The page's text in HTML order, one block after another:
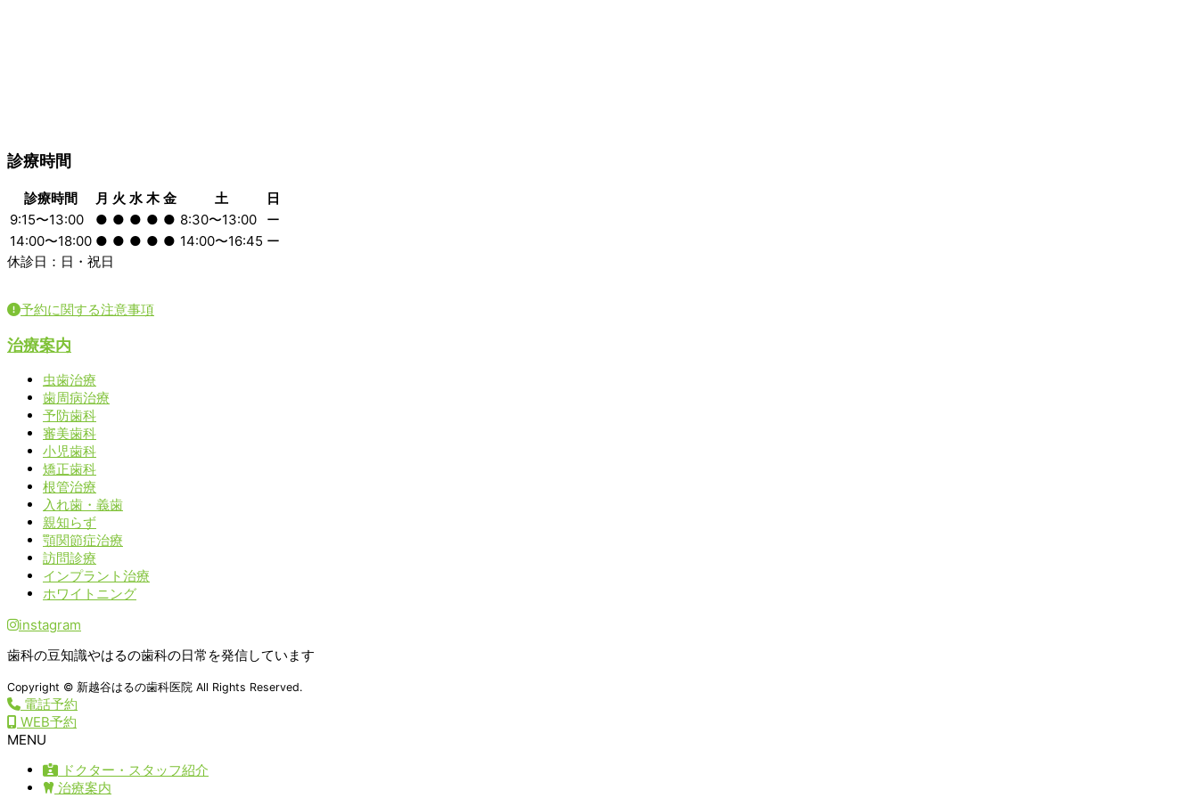
診療時間
診療時間 月 火 水 木 金 土
日
9:15〜13:00
● ● ● ● ● 8:30〜13:00
ー
14:00〜18:00 ● ● ● ● ● 14:00〜16:45 ー
休診日：日・祝日
予約に関する注意事項
治療案内
虫歯治療
歯周病治療
予防歯科
審美歯科
小児歯科
矯正歯科
根管治療
入れ歯・義歯
親知らず
顎関節症治療
訪問診療
インプラント治療
ホワイトニング
instagram
歯科の豆知識やはるの歯科の日常を発信しています
Copyright © 新越谷はるの歯科医院 All Rights Reserved.
電話予約
WEB予約
MENU
ドクター・スタッフ紹介
治療案内